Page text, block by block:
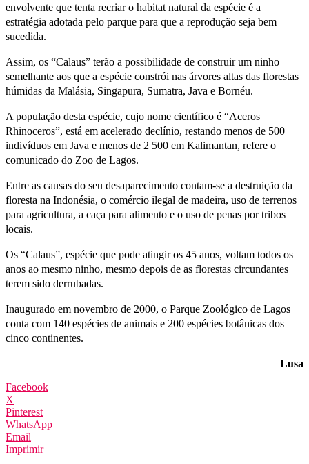
envolvente que tenta recriar o habitat natural da espécie é a
estratégia adotada pelo parque para que a reprodução seja bem
sucedida.
Assim, os “Calaus” terão a possibilidade de construir um ninho
semelhante aos que a espécie constrói nas árvores altas das florestas
húmidas da Malásia, Singapura, Sumatra, Java e Bornéu.
A população desta espécie, cujo nome científico é “Aceros
Rhinoceros”, está em acelerado declínio, restando menos de 500
indivíduos em Java e menos de 2 500 em Kalimantan, refere o
comunicado do Zoo de Lagos.
Entre as causas do seu desaparecimento contam-se a destruição da
floresta na Indonésia, o comércio ilegal de madeira, uso de terrenos
para agricultura, a caça para alimento e o uso de penas por tribos
locais.
Os “Calaus”, espécie que pode atingir os 45 anos, voltam todos os
anos ao mesmo ninho, mesmo depois de as florestas circundantes
terem sido derrubadas.
Inaugurado em novembro de 2000, o Parque Zoológico de Lagos
conta com 140 espécies de animais e 200 espécies botânicas dos
cinco continentes.
Lusa
Facebook
X
Pinterest
WhatsApp
Email
Imprimir